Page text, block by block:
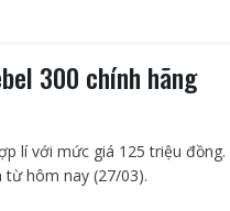
300 chính hãng
lí với mức giá 125 triệu đồng.
từ hôm nay (27/03).